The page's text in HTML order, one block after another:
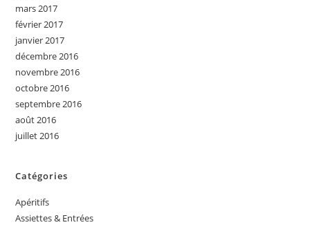
mars 2017
février 2017
janvier 2017
décembre 2016
novembre 2016
octobre 2016
septembre 2016
août 2016
juillet 2016
Catégories
Apéritifs
Assiettes & Entrées